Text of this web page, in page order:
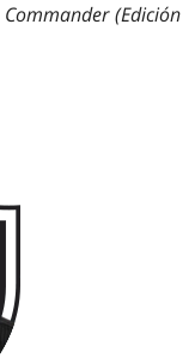
Commander (Edición